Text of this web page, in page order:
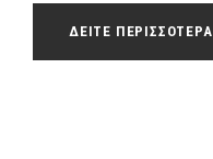
ΔΕΙΤΕ ΠΕΡΙΣΣΟΤΕΡΑ